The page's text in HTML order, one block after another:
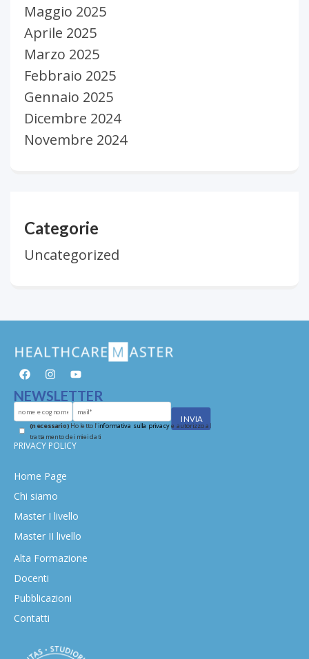
Maggio 2025
Aprile 2025
Marzo 2025
Febbraio 2025
Gennaio 2025
Dicembre 2024
Novembre 2024
Categorie
Uncategorized
NEWSLETTER
(necessario) Ho letto l'informativa sulla privacye autorizzo al
trattamento dei miei dati
PRIVACY POLICY
Home Page
Chi siamo
Master I livello
Master II livello
Alta Formazione
Docenti
Pubblicazioni
Contatti